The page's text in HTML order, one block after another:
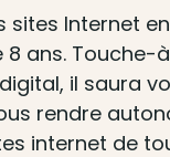
sites Internet
8 ans. Touche-
il saura
rendre
internet de